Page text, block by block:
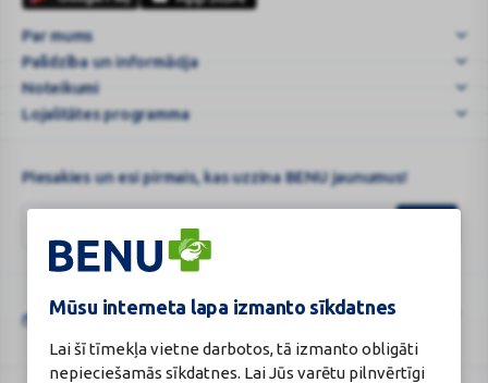
Mūsu interneta lapa izmanto sīkdatnes
Lai šī tīmekļa vietne darbotos, tā izmanto obligāti
nepieciešamās sīkdatnes. Lai Jūs varētu pilnvērtīgi
kaip
elgtis
nukentė
...
Par mums
Palīdzība un informācija
Noteikumi
Lojalitātes programma
Piesakies un esi pirmais, kas uzzina BENU jaunumus!
Google
reCAPTCHA
Šo vietni aizsargā „reCAPTCHA“, un uz to attiecas „Google“